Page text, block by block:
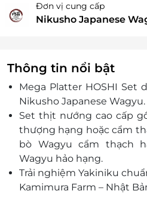
Đơn vị cung cấp
Nikusho Japanese
Thông tin nổi bật
Mega Platter HOSHI Set
Nikusho Japanese Wagyu.
Set thịt nướng cao cấp
thượng hạng hoặc cẩm
bò Wagyu cẩm thạch
Wagyu hảo hạng.
Trải nghiệm Yakiniku
Kamimura Farm – Nhật